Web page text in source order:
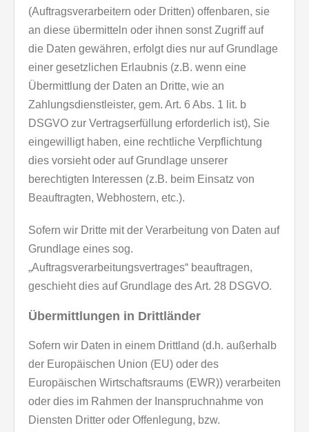
(Auftragsverarbeitern oder Dritten) offenbaren, sie
an diese übermitteln oder ihnen sonst Zugriff auf
die Daten gewähren, erfolgt dies nur auf Grundlage
einer gesetzlichen Erlaubnis (z.B. wenn eine
Übermittlung der Daten an Dritte, wie an
Zahlungsdienstleister, gem. Art. 6 Abs. 1 lit. b
DSGVO zur Vertragserfüllung erforderlich ist), Sie
eingewilligt haben, eine rechtliche Verpflichtung
dies vorsieht oder auf Grundlage unserer
berechtigten Interessen (z.B. beim Einsatz von
Beauftragten, Webhostern, etc.).
Sofern wir Dritte mit der Verarbeitung von Daten auf
Grundlage eines sog.
„Auftragsverarbeitungsvertrages“ beauftragen,
geschieht dies auf Grundlage des Art. 28 DSGVO.
Übermittlungen in Drittländer
Sofern wir Daten in einem Drittland (d.h. außerhalb
der Europäischen Union (EU) oder des
Europäischen Wirtschaftsraums (EWR)) verarbeiten
oder dies im Rahmen der Inanspruchnahme von
Diensten Dritter oder Offenlegung, bzw.